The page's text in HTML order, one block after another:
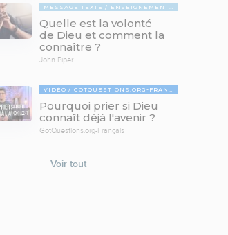
MESSAGE TEXTE ENSEIGNEMENTS BIBLIQUES
Quelle est la volonté
de Dieu et comment la
connaître ?
John Piper
04:24
VIDÉO GOTQUESTIONS.ORG-FRANÇAIS
Pourquoi prier si Dieu
connaît déjà l'avenir ?
GotQuestions.org-Français
Voir tout